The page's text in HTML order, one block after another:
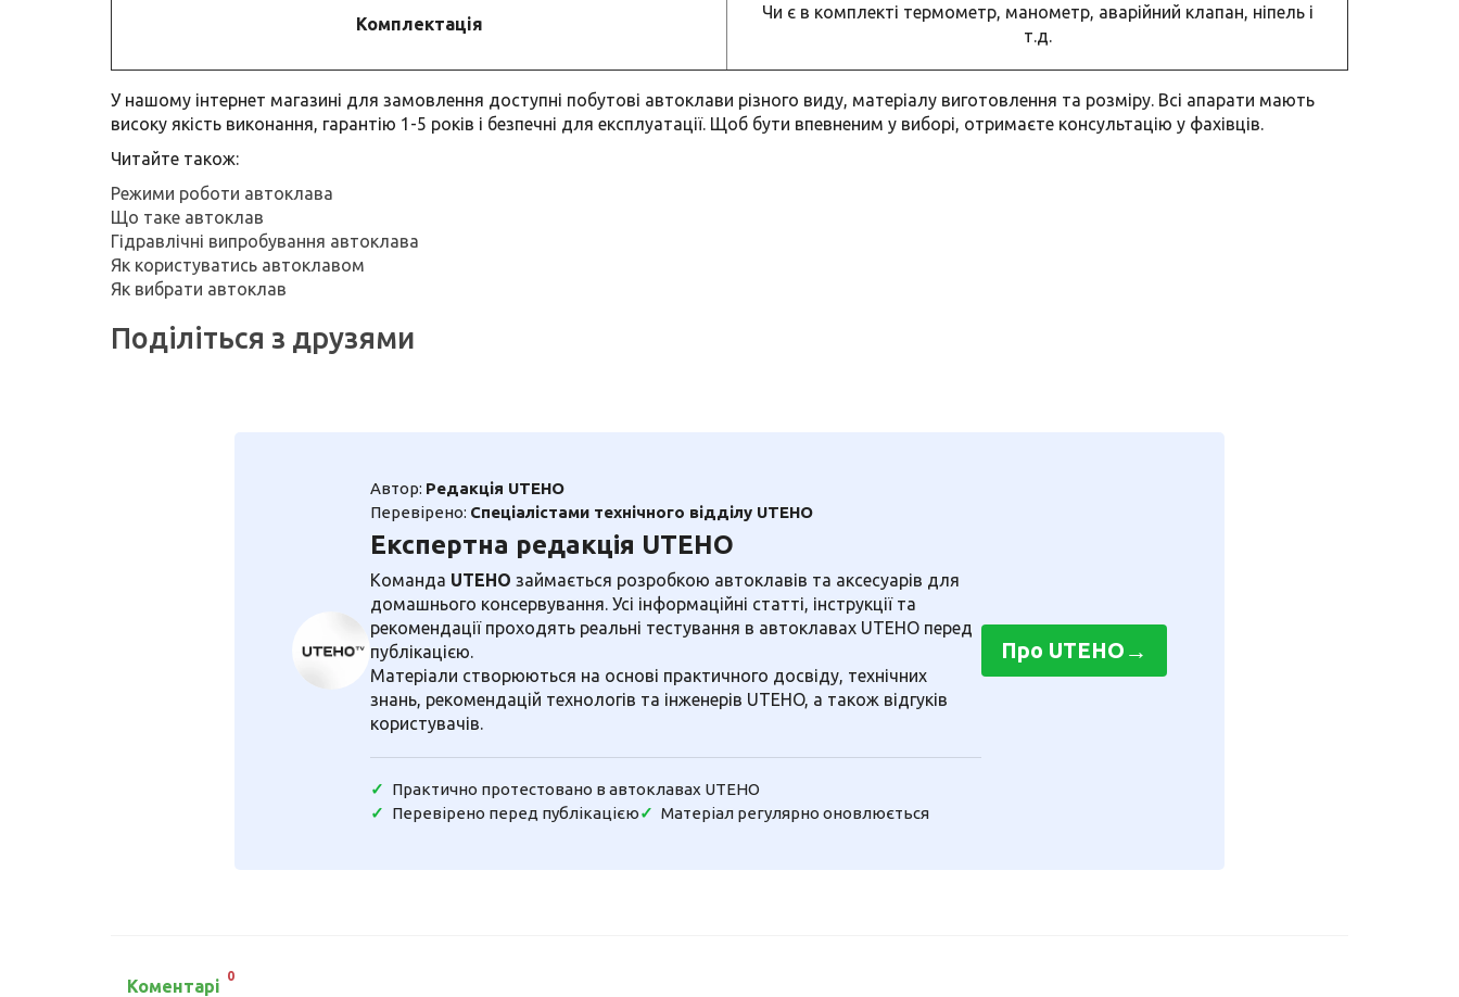
Комплектація
Чи є в комплекті термометр, манометр, аварійний клапан, ніпель і
т.д.
У нашому інтернет магазині для замовлення доступні побутові автоклави різного виду, матеріалу виготовлення та розміру. Всі апарати мають
високу якість виконання, гарантію 1-5 років і безпечні для експлуатації. Щоб бути впевненим у виборі, отримаєте консультацію у фахівців.
Читайте також:
Режими роботи автоклава
Що таке автоклав
Гідравлічні випробування автоклава
Як користуватись автоклавом
Як вибрати автоклав
Поділіться з друзями
Автор: Редакція UTEHO
Перевірено: Спеціалістами технічного відділу UTEHO
Експертна редакція UTEHO
Команда UTEHO займається розробкою автоклавів та аксесуарів для
домашнього консервування. Усі інформаційні статті, інструкції та
рекомендації проходять реальні тестування в автоклавах UTEHO перед
публікацією.
Матеріали створюються на основі практичного досвіду, технічних
знань, рекомендацій технологів та інженерів UTEHO, а також відгуків
користувачів.
Практично протестовано в автоклавах UTEHO
Перевірено перед публікацією
Матеріал регулярно оновлюється
Про UTEHO →
Коментарі
0